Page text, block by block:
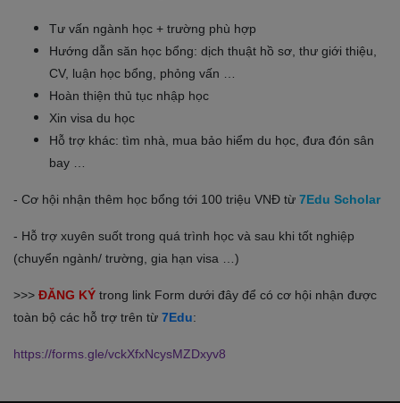
Tư vấn ngành học + trường phù hợp
Hướng dẫn săn học bổng: dịch thuật hồ sơ, thư giới thiệu,
CV, luận học bổng, phỏng vấn …
Hoàn thiện thủ tục nhập học
Xin visa du học
Hỗ trợ khác: tìm nhà, mua bảo hiểm du học, đưa đón sân
bay …
- Cơ hội nhận thêm học bổng tới 100 triệu VNĐ từ 7Edu Scholar
- Hỗ trợ xuyên suốt trong quá trình học và sau khi tốt nghiệp
(chuyển ngành/ trường, gia hạn visa …)
>>> ĐĂNG KÝ trong link Form dưới đây để có cơ hội nhận được
toàn bộ các hỗ trợ trên từ 7Edu:
https://forms.gle/vckXfxNcysMZDxyv8